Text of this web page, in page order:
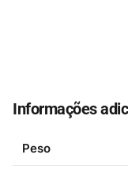
compatibility. Use
Capture e
Informações
Peso